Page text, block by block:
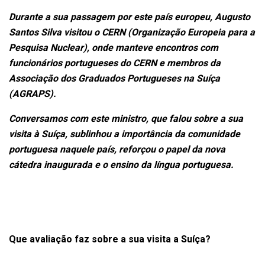
Durante a sua passagem por este país europeu, Augusto
Santos Silva visitou o CERN (Organização Europeia para a
Pesquisa Nuclear), onde manteve encontros com
funcionários portugueses do CERN e membros da
Associação dos Graduados Portugueses na Suíça
(AGRAPS).
Conversamos com este ministro, que falou sobre a sua
visita à Suíça, sublinhou a importância da comunidade
portuguesa naquele país, reforçou o papel da nova
cátedra inaugurada e o ensino da língua portuguesa.
Que avaliação faz sobre a sua visita a Suíça?